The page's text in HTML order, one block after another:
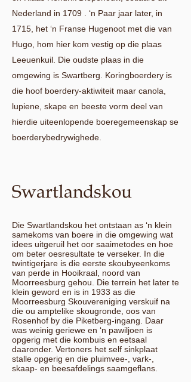
Nederland in 1709 . ‘n Paar jaar later, in
1715, het ‘n Franse Hugenoot met die van
Hugo, hom hier kom vestig op die plaas
Leeuenkuil. Die oudste plaas in die
omgewing is Swartberg. Koringboerdery is
die hoof boerdery-aktiwiteit maar canola,
lupiene, skape en beeste vorm deel van
hierdie uiteenlopende boeregemeenskap se
boerderybedrywighede.
Swartlandskou
Die Swartlandskou het ontstaan as ‘n klein
samekoms van boere in die omgewing wat
idees uitgeruil het oor saaimetodes en hoe
om beter oesresultate te verseker. In die
twintigerjare is die eerste skoubyeenkoms
van perde in Hooikraal, noord van
Moorreesburg gehou. Die terrein het later te
klein geword en is in 1933 as die
Moorreesburg Skouvereniging verskuif na
die ou amptelike skougronde, oos van
Rosenhof by die Piketberg-ingang. Daar
was weinig geriewe en ‘n pawiljoen is
opgerig met die kombuis en eetsaal
daaronder. Vertoners het self sinkplaat
stalle opgerig en die pluimvee-, vark-,
skaap- en beesafdelings saamgeflans.